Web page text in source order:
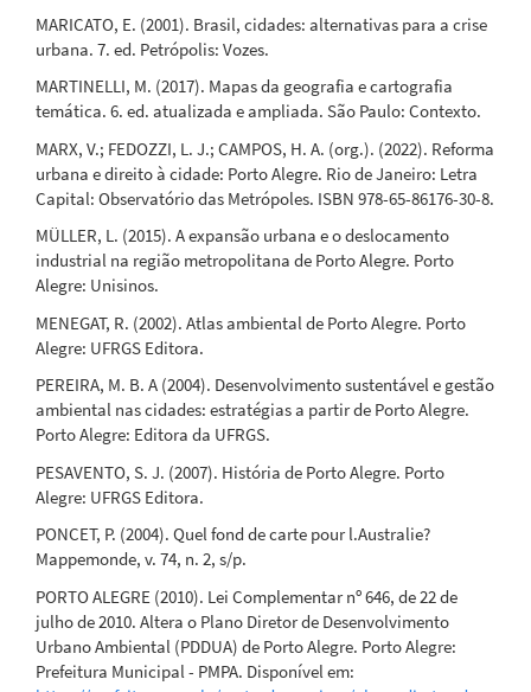
MARICATO, E. (2001). Brasil, cidades: alternativas para a crise
urbana. 7. ed. Petrópolis: Vozes.
MARTINELLI, M. (2017). Mapas da geografia e cartografia
temática. 6. ed. atualizada e ampliada. São Paulo: Contexto.
MARX, V.; FEDOZZI, L. J.; CAMPOS, H. A. (org.). (2022). Reforma
urbana e direito à cidade: Porto Alegre. Rio de Janeiro: Letra
Capital: Observatório das Metrópoles. ISBN 978-65-86176-30-8.
MÜLLER, L. (2015). A expansão urbana e o deslocamento
industrial na região metropolitana de Porto Alegre. Porto
Alegre: Unisinos.
MENEGAT, R. (2002). Atlas ambiental de Porto Alegre. Porto
Alegre: UFRGS Editora.
PEREIRA, M. B. A (2004). Desenvolvimento sustentável e gestão
ambiental nas cidades: estratégias a partir de Porto Alegre.
Porto Alegre: Editora da UFRGS.
PESAVENTO, S. J. (2007). História de Porto Alegre. Porto
Alegre: UFRGS Editora.
PONCET, P. (2004). Quel fond de carte pour l.Australie?
Mappemonde, v. 74, n. 2, s/p.
PORTO ALEGRE (2010). Lei Complementar nº 646, de 22 de
julho de 2010. Altera o Plano Diretor de Desenvolvimento
Urbano Ambiental (PDDUA) de Porto Alegre. Porto Alegre:
Prefeitura Municipal - PMPA. Disponível em: